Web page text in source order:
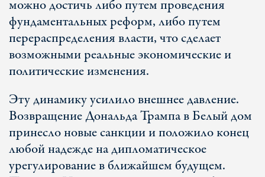
можно достичь либо путем проведения
фундаментальных реформ, либо путем
перераспределения власти, что сделает
возможными реальные экономические и
политические изменения.
Эту динамику усилило внешнее давление.
Возвращение Дональда Трампа в Белый дом
принесло новые санкции и положило конец
любой надежде на дипломатическое
урегулирование в ближайшем будущем.